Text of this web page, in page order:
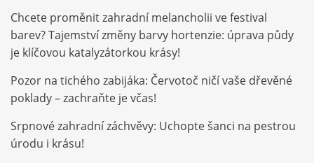
Chcete proměnit zahradní melancholii ve festival
barev? Tajemství změny barvy hortenzie: úprava půdy
je klíčovou katalyzátorkou krásy!
Pozor na tichého zabijáka: Červotoč ničí vaše dřevěné
poklady – zachraňte je včas!
Srpnové zahradní záchvěvy: Uchopte šanci na pestrou
úrodu i krásu!